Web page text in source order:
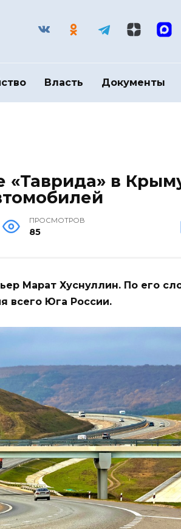
Власть Документы
«Таврида» в
ПРОСМОТРОВ
85
Марат Хуснуллин. По его
всего Юга России.